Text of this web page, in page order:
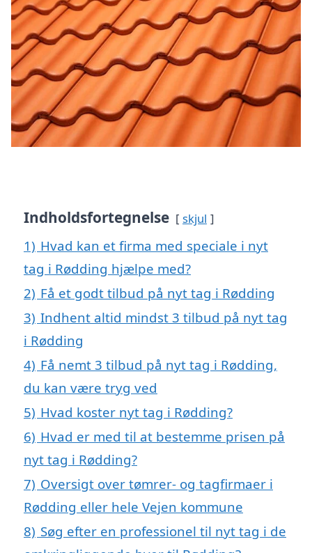
Indholdsfortegnelse skjul
1) Hvad kan et firma med speciale i nyt
tag i Rødding hjælpe med?
2) Få et godt tilbud på nyt tag i Rødding
3) Indhent altid mindst 3 tilbud på nyt tag
i Rødding
4) Få nemt 3 tilbud på nyt tag i Rødding,
du kan være tryg ved
5) Hvad koster nyt tag i Rødding?
6) Hvad er med til at bestemme prisen på
nyt tag i Rødding?
7) Oversigt over tømrer- og tagfirmaer i
Rødding eller hele Vejen kommune
8) Søg efter en professionel til nyt tag i de